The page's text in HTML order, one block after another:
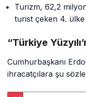
Turizm, 62,2
turist çeken 4. ülke
“Türkiye
Cumhurbaşkanı
ihracatçılara şu